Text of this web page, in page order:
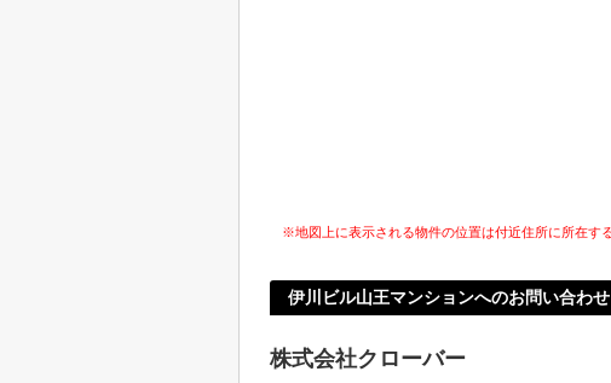
※地図上に表示される物件の位置は付近住所に所在す
伊川ビル山王マンションへのお問い合わせ
株式会社クローバー